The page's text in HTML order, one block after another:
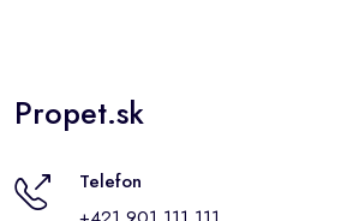
Propet.sk
Telefon